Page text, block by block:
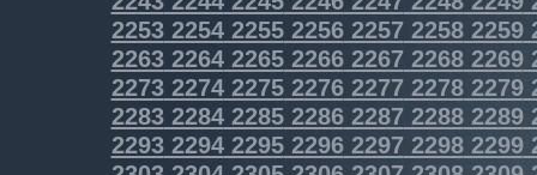
2253225422552256225722582259
22632264226522662267 22682269
2273227422752276227722782279
22832284228522862287 22882289
22932294229522962297 22982299